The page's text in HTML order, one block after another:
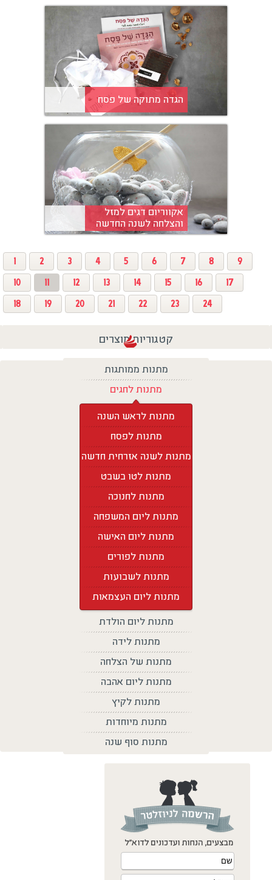
הגדה מתוקה של פסח
אקווריום דגים למזל
והצלחה לשנה החדשה
1 2 3 4 5 6 7 8
9
10
11 12 13 14 15 16
17
18
19 20 21 22 23 24
קטגוריות מוצרים
מתנות ממותגות
מתנות לחגים
מתנות לראש השנה
מתנות לפסח
מתנות לשנה אזרחית חדשה
מתנות לטו בשבט
מתנות לחנוכה
מתנות ליום המשפחה
מתנות ליום האישה
מתנות לפורים
מתנות לשבועות
מתנות ליום העצמאות
מתנות ליום הולדת
מתנות לידה
מתנות של הצלחה
מתנות ליום אהבה
מתנות לקיץ
מתנות מיוחדות
מתנות סוף שנה